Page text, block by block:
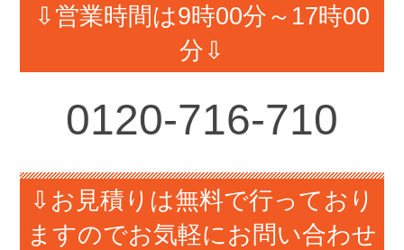
⇩営業時間は9時00分～17時00
分⇩
0120-716-710
⇩お見積りは無料で行っており
ますのでお気軽にお問い合わせ